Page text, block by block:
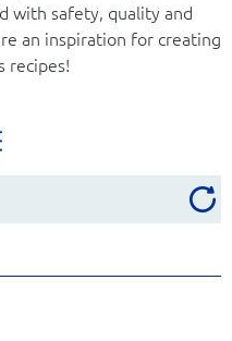
with safety, quality and
an inspiration for creating
recipes!